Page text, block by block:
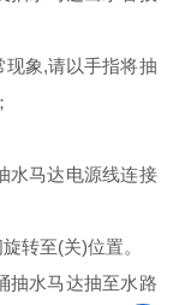
象,请以手指将抽
水马达电源线连接
转至(关)位置。
抽水马达抽至水路